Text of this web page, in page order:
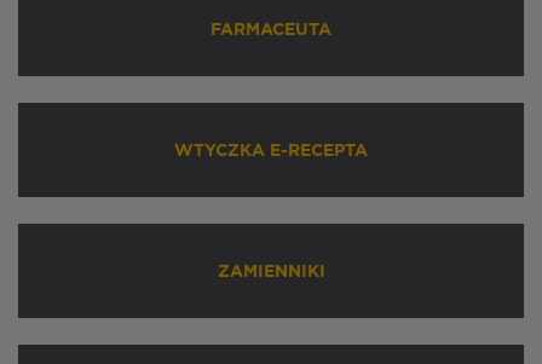
FARMACEUTA
WTYCZKA E-RECEPTA
ZAMIENNIKI